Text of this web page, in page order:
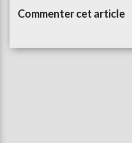
Commenter cet article